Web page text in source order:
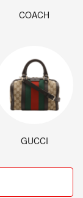
COACH
GUCCI